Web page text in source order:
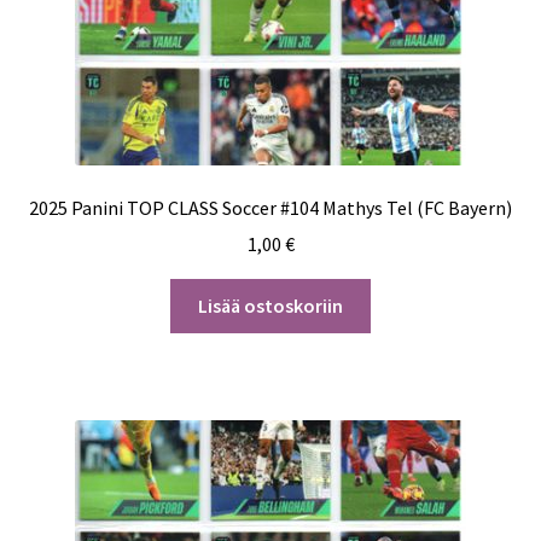
2025 Panini TOP CLASS Soccer #104 Mathys Tel (FC Bayern)
1,00 €
Lisää ostoskoriin